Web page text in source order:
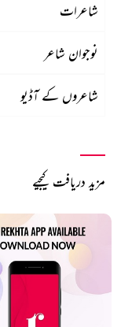
شاعرات
نوجوان شاعر
شاعروں کے آڈیو
مزید دریافت کیجیے